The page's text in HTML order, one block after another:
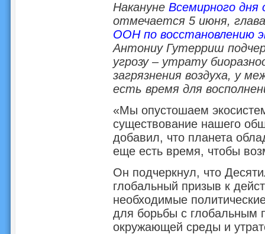
Накануне Всемирного
отмечается 5 июня,
ООН по восстановлению
Антониу Гутерриш
угрозу – утрату
загрязнения воздуха, у
есть время для
«Мы опустошаем
существование нашего
добавил, что планета
еще есть время, чтобы
Он подчеркнул, что
глобальный призыв к
необходимые
для борьбы с глобальным
окружающей среды и